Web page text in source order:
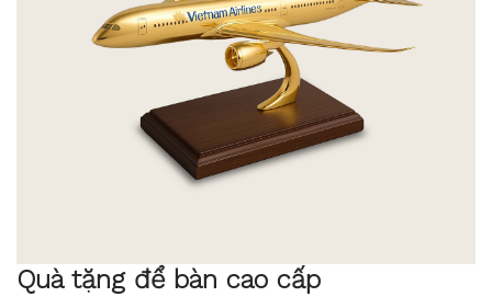
Quà tặng để bàn cao cấp